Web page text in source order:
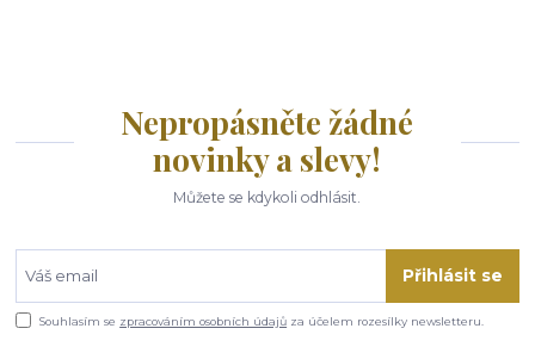
Nepropásněte žádné
novinky a slevy!
Můžete se kdykoli odhlásit.
Přihlásit se
Souhlasím se zpracováním osobních údajů za účelem rozesílky newsletteru.